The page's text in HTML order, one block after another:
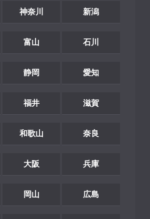
神奈川 新潟
富山 石川
静岡 愛知
福井 滋賀
和歌山 奈良
大阪 兵庫
岡山 広島